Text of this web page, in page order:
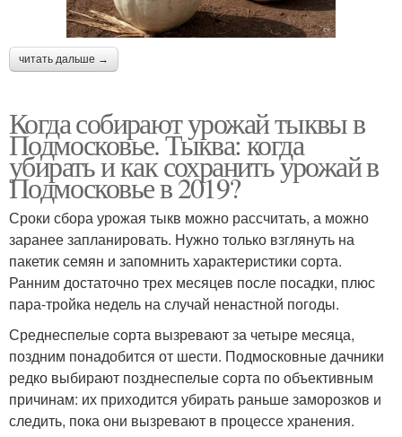
читать дальше →
Когда собирают урожай тыквы в
Подмосковье. Тыква: когда
убирать и как сохранить урожай в
Подмосковье в 2019?
Сроки сбора урожая тыкв можно рассчитать, а можно
заранее запланировать. Нужно только взглянуть на
пакетик семян и запомнить характеристики сорта.
Ранним достаточно трех месяцев после посадки, плюс
пара-тройка недель на случай ненастной погоды.
Среднеспелые сорта вызревают за четыре месяца,
поздним понадобится от шести. Подмосковные дачники
редко выбирают позднеспелые сорта по объективным
причинам: их приходится убирать раньше заморозков и
следить, пока они вызревают в процессе хранения.